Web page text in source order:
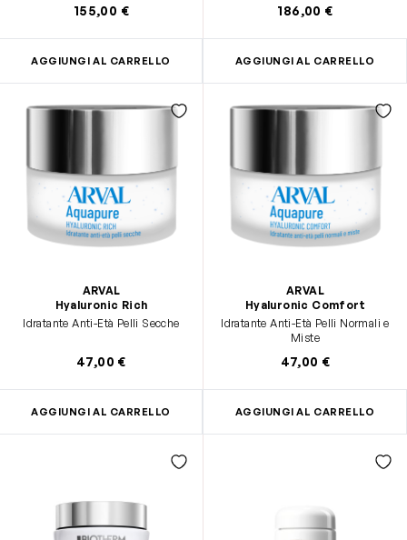
155,00 €
AGGIUNGI AL CARRELLO
186,00 €
AGGIUNGI AL CARRELLO
ARVAL
Hyaluronic Rich
Idratante Anti-Età Pelli Secche
47,00 €
AGGIUNGI AL CARRELLO
ARVAL
Hyaluronic Comfort
Idratante Anti-Età Pelli Normali e
Miste
47,00 €
AGGIUNGI AL CARRELLO